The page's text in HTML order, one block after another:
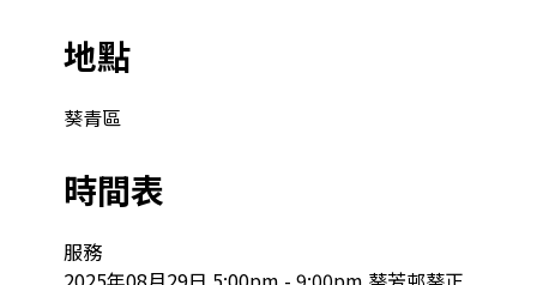
地點
葵青區
時間表
服務